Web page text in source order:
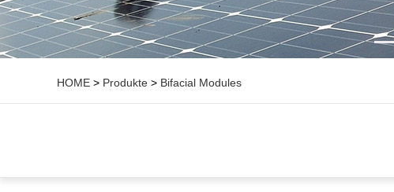
HOME > Produkte > Bifacial Modules